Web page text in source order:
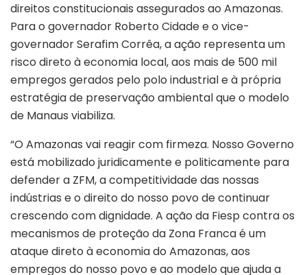
direitos constitucionais assegurados ao Amazonas.
Para o governador Roberto Cidade e o vice-
governador Serafim Corrêa, a ação representa um
risco direto à economia local, aos mais de 500 mil
empregos gerados pelo polo industrial e à própria
estratégia de preservação ambiental que o modelo
de Manaus viabiliza.
“O Amazonas vai reagir com firmeza. Nosso Governo
está mobilizado juridicamente e politicamente para
defender a ZFM, a competitividade das nossas
indústrias e o direito do nosso povo de continuar
crescendo com dignidade. A ação da Fiesp contra os
mecanismos de proteção da Zona Franca é um
ataque direto à economia do Amazonas, aos
empregos do nosso povo e ao modelo que ajuda a